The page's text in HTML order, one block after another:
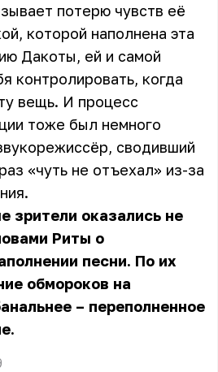
потерю чувств её
которой наполнена эта
Дакоты, ей и самой
контролировать, когда
вещь. И процесс
тоже был немного
сводивший
«чуть не отъехал» из-за
зрители оказались не
Риты о
песни. По их
обмороков на
– переполненное